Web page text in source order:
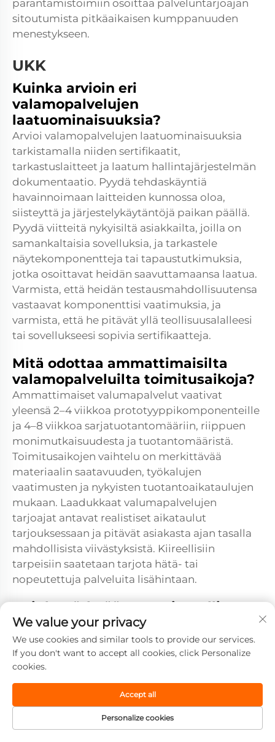
parantamistoimiin osoittaa palveluntarjoajan
sitoutumista pitkäaikaisen kumppanuuden
menestykseen.
UKK
Kuinka arvioin eri
valamopalvelujen
laatuominaisuuksia?
Arvioi valamopalvelujen laatuominaisuuksia
tarkistamalla niiden sertifikaatit,
tarkastuslaitteet ja laatum hallintajärjestelmän
dokumentaatio. Pyydä tehdaskäyntiä
havainnoimaan laitteiden kunnossa oloa,
siisteyttä ja järjestelykäytäntöjä paikan päällä.
Pyydä viitteitä nykyisiltä asiakkailta, joilla on
samankaltaisia sovelluksia, ja tarkastele
näytekomponentteja tai tapaustutkimuksia,
jotka osoittavat heidän saavuttamaansa laatua.
Varmista, että heidän testausmahdollisuutensa
vastaavat komponenttisi vaatimuksia, ja
varmista, että he pitävät yllä teollisuusalalleesi
tai sovellukseesi sopivia sertifikaatteja.
Mitä odottaa ammattimaisilta
valamopalveluilta toimitusaikoja?
Ammattimaiset valumapalvelut vaativat
yleensä 2–4 viikkoa prototyyppikomponenteille
ja 4–8 viikkoa sarjatuotantomääriin, riippuen
monimutkaisuudesta ja tuotantomääristä.
Toimitusaikojen vaihtelu on merkittävää
materiaalin saatavuuden, työkalujen
vaatimusten ja nykyisten tuotantoaikataulujen
mukaan. Laadukkaat valumapalvelujen
tarjoajat antavat realistiset aikataulut
tarjouksessaan ja pitävät asiakasta ajan tasalla
mahdollisista viivästyksistä. Kiireellisiin
tarpeisiin saatetaan tarjota hätä- tai
nopeutettuja palveluita lisähintaan.
Kuinka tärkeää maantieteellinen
läheisyys on valuessapalvelujen
valinnassa?
Maantieteellinen läheisyys tarjoaa etuja
viestinnässä, kuljetuskustannuksissa ja
hätätukipalveluissa, mutta sitä ei tulisi asettaa
laatu- ja toimintakykyä koskevien näkökohtien
yläpuolelle valittaessa valumopalveluita.
Paikallisilla toimijoilla on helpompi käydä
We value your privacy
We use cookies and similar tools to provide our services.
If you don't want to accept all cookies, click Personalize
cookies.
Personalize cookies
Accept all